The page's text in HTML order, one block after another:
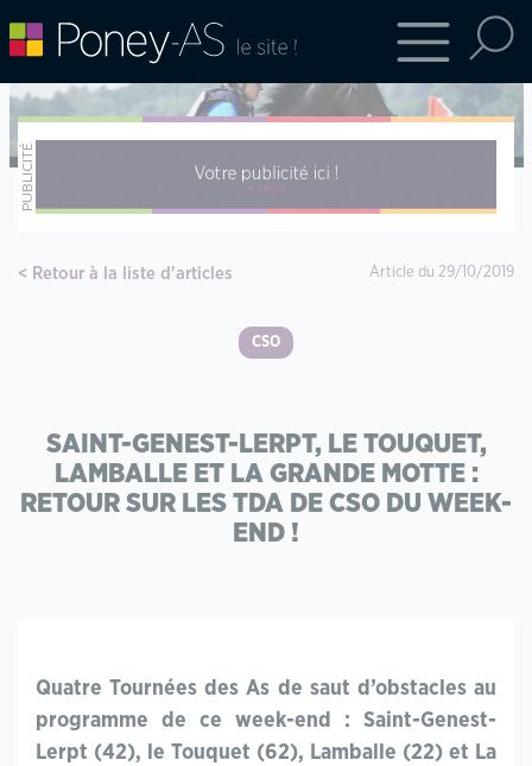
Retour à la liste d'articles Article du 29/10/2019
CSO
SAINT-GENEST-LERPT, LE TOUQUET,
LAMBALLE ET LA GRANDE MOTTE :
RETOUR SUR LES TDA DE CSO DU WEEK-
END !
Quatre Tournées des As de saut d’obstacles au
programme de ce week-end : Saint-Genest-
Lerpt (42), le Touquet (62), Lamballe (22) et La